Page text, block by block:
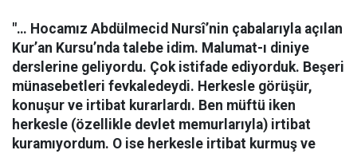
"… Hocamız Abdülmecid Nursî’nin çabalarıyla açılan
Kur’an Kursu’nda talebe idim. Malumat-ı diniye
derslerine geliyordu. Çok istifade ediyorduk. Beşeri
münasebetleri fevkaledeydi. Herkesle görüşür,
konuşur ve irtibat kurarlardı. Ben müftü iken
herkesle (özellikle devlet memurlarıyla) irtibat
kuramıyordum. O ise herkesle irtibat kurmuş ve